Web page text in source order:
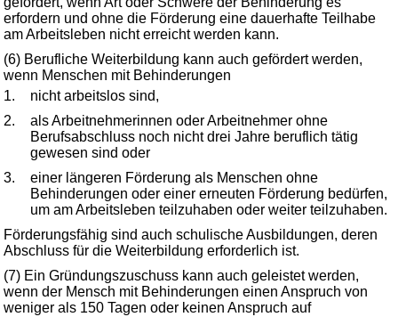
erfordern und ohne die Förderung eine dauerhafte Teilhabe
am Arbeitsleben nicht erreicht werden kann.
(6) Berufliche Weiterbildung kann auch gefördert werden,
wenn Menschen mit Behinderungen
1.
nicht arbeitslos sind,
2.
als Arbeitnehmerinnen oder Arbeitnehmer ohne
Berufsabschluss noch nicht drei Jahre beruflich tätig
gewesen sind oder
3.
einer längeren Förderung als Menschen ohne
Behinderungen oder einer erneuten Förderung bedürfen,
um am Arbeitsleben teilzuhaben oder weiter teilzuhaben.
Förderungsfähig sind auch schulische Ausbildungen, deren
Abschluss für die Weiterbildung erforderlich ist.
(7) Ein Gründungszuschuss kann auch geleistet werden,
wenn der Mensch mit Behinderungen einen Anspruch von
weniger als 150 Tagen oder keinen Anspruch auf